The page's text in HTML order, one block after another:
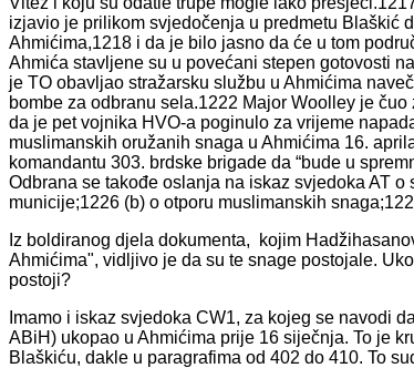
izjavio je prilikom svjedočenja u predmetu Blaškić
Ahmićima,1218 i da je bilo jasno da će u tom
Ahmića stavljene su u povećani stepen gotovosti
je TO obavljao stražarsku službu u Ahmićima
bombe za odbranu sela.1222 Major Woolley je
da je pet vojnika HVO-a poginulo za vrijeme
muslimanskih oružanih snaga u Ahmićima 16.
komandantu 303. brdske brigade da “bude u
Odbrana se takođe oslanja na iskaz svjedoka AT
municije;1226 (b) o otporu muslimanskih
Iz boldiranog djela dokumenta, kojim
Ahmićima", vidljivo je da su te snage postojale.
postoji?
Imamo i iskaz svjedoka CW1, za kojeg se navodi
ABiH) ukopao u Ahmićima prije 16 siječnja. To je
Blaškiću, dakle u paragrafima od 402 do 410. To